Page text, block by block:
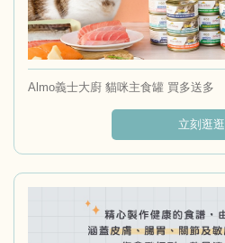
Almo義士大廚 貓咪主食罐 買多送多
立刻逛逛